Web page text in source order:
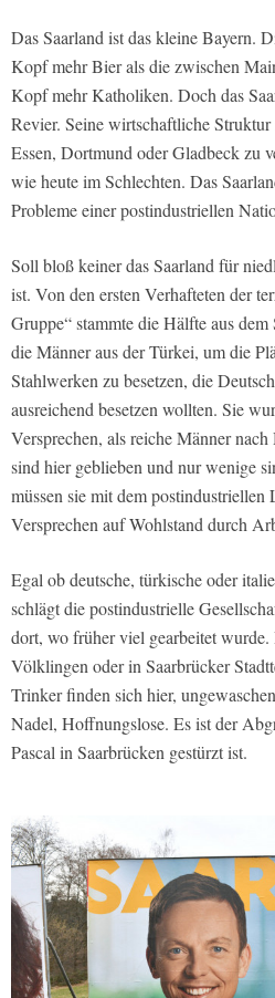
Das Saarland ist das kleine Bayern.
Kopf mehr Bier als die zwischen
Kopf mehr Katholiken. Doch das
Revier. Seine wirtschaftliche Struktur
Essen, Dortmund oder Gladbeck zu
wie heute im Schlechten. Das
Probleme einer postindustriellen
Soll bloß keiner das Saarland für
ist. Von den ersten Verhafteten der
Gruppe“ stammte die Hälfte aus
die Männer aus der Türkei, um die
Stahlwerken zu besetzen, die
ausreichend besetzen wollten. Sie
Versprechen, als reiche Männer
sind hier geblieben und nur wenige
müssen sie mit dem postindustriellen
Versprechen auf Wohlstand durch
Egal ob deutsche, türkische oder
schlägt die postindustrielle
dort, wo früher viel gearbeitet
Völklingen oder in Saarbrücker
Trinker finden sich hier,
Nadel, Hoffnungslose. Es ist der
Pascal in Saarbrücken gestürzt ist.